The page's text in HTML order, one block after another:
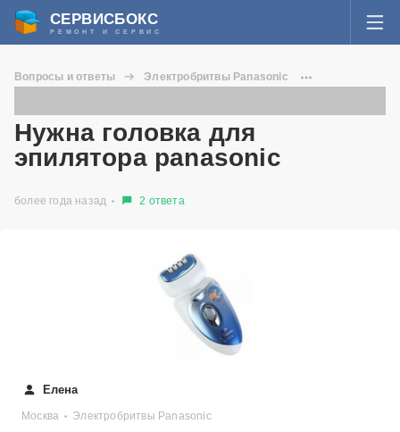
СЕРВИСБОКС
РЕМОНТ И СЕРВИС
Я забыл пароль
Регистрация
ВОПРОСЫ И ОТВЕТЫ
СТАТЬИ О РЕМОНТЕ
ДОБАВИТЬ СЕРВИСНЫЙ ЦЕНТР ИЛИ ЧАСТНОГО МАСТЕРА
ЗАДАТЬ ВОПРОС МАСТЕРАМ
Вопросы и ответы
Электробритвы Panasonic
Нужна головка для
эпилятора panasonic
более года назад 2 ответа
Елена
Москва Электробритвы Panasonic